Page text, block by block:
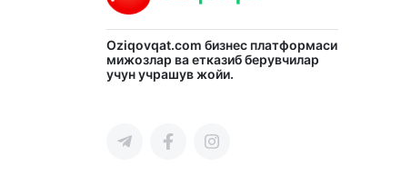
Oziqovqat.com бизнес платформаси
мижозлар ва етказиб берувчилар
учун учрашув жойи.